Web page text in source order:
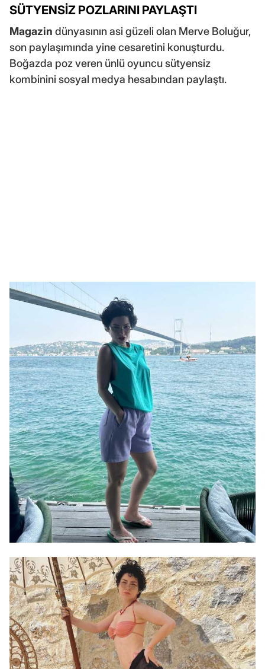
SÜTYENSİZ POZLARINI PAYLAŞTI
Magazin dünyasının asi güzeli olan Merve Boluğur,
son paylaşımında yine cesaretini konuşturdu.
Boğazda poz veren ünlü oyuncu sütyensiz
kombinini sosyal medya hesabından paylaştı.